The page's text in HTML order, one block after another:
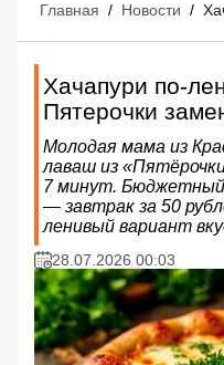
Главная / Новости /
Хачапури по-
Пятерочки
Молодая мама из
лаваш из
7 минут. Бюджетный
— завтрак за 50
ленивый вариант
28.07.2026 00:03